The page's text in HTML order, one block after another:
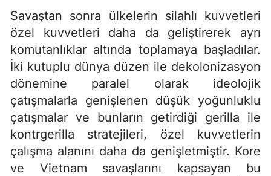
Savaştan sonra ülkelerin silahlı kuvvetleri
özel kuvvetleri daha da geliştirerek ayrı
komutanlıklar altında toplamaya başladılar.
İki kutuplu dünya düzen ile dekolonizasyon
dönemine paralel olarak ideolojik
çatışmalarla genişlenen düşük yoğunluklu
çatışmalar ve bunların getirdiği gerilla ile
kontrgerilla stratejileri, özel kuvvetlerin
çalışma alanını daha da genişletmiştir. Kore
ve Vietnam savaşlarını kapsayan bu